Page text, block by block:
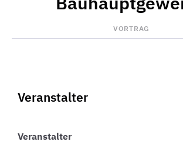
VORTRAG
Veranstalter
Veranstalter